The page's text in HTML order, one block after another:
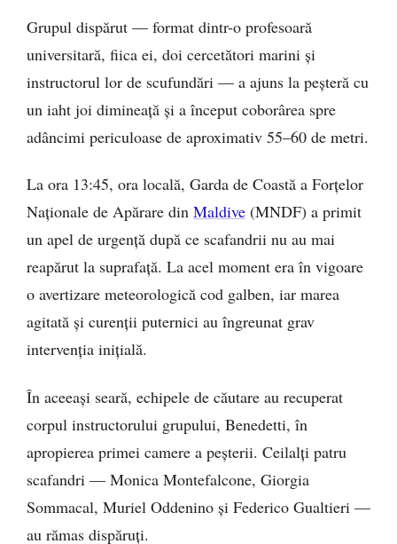
Grupul dispărut — format dintr-o profesoară
universitară, fiica ei, doi cercetători marini și
instructorul lor de scufundări — a ajuns la peșteră cu
un iaht joi dimineață și a început coborârea spre
adâncimi periculoase de aproximativ 55–60 de metri.
La ora 13:45, ora locală, Garda de Coastă a Forțelor
Naționale de Apărare din Maldive (MNDF) a primit
un apel de urgență după ce scafandrii nu au mai
reapărut la suprafață. La acel moment era în vigoare
o avertizare meteorologică cod galben, iar marea
agitată și curenții puternici au îngreunat grav
intervenția inițială.
În aceeași seară, echipele de căutare au recuperat
corpul instructorului grupului, Benedetti, în
apropierea primei camere a peșterii. Ceilalți patru
scafandri — Monica Montefalcone, Giorgia
Sommacal, Muriel Oddenino și Federico Gualtieri —
au rămas dispăruți.